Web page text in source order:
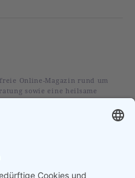
Online-Magazin rund um
sowie eine heilsame